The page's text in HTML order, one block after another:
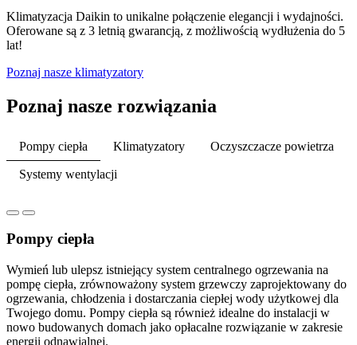
Klimatyzacja Daikin to unikalne połączenie elegancji i wydajności.
Oferowane są z 3 letnią gwarancją, z możliwością wydłużenia do 5
lat!
Poznaj nasze klimatyzatory
Poznaj nasze rozwiązania
Pompy ciepła Klimatyzatory Oczyszczacze powietrza
Systemy wentylacji
Pompy ciepła
Wymień lub ulepsz istniejący system centralnego ogrzewania na
pompę ciepła, zrównoważony system grzewczy zaprojektowany do
ogrzewania, chłodzenia i dostarczania ciepłej wody użytkowej dla
Twojego domu. Pompy ciepła są również idealne do instalacji w
nowo budowanych domach jako opłacalne rozwiązanie w zakresie
energii odnawialnej.